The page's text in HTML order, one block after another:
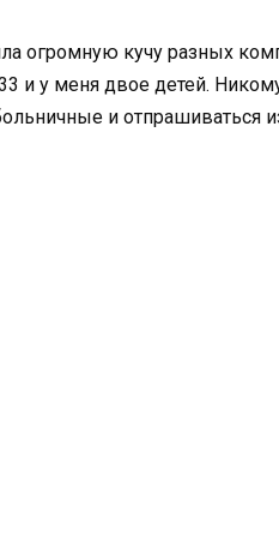
огромную кучу разных
и у меня двое детей.
и отпрашиваться